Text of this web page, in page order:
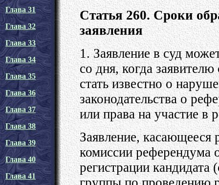
Глава 31
Глава 32
Глава 33
Глава 34
Глава 35
Глава 36
Глава 37
Глава 38
Глава 39
Глава 40
Глава 41
Статья 260. Сроки
заявления
1. Заявление в суд
со дня, когда
стать известно о
законодательства о
или права на участие в
Заявление, касающееся
комиссии референдума
регистрации кандидата